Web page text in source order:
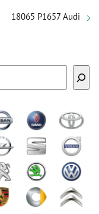
18065 P1657 Audi